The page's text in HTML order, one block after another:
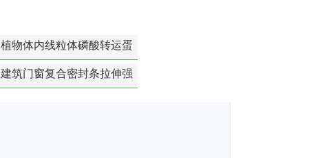
植物体内线粒体磷酸转运蛋
白活性检测
建筑门窗复合密封条拉伸强